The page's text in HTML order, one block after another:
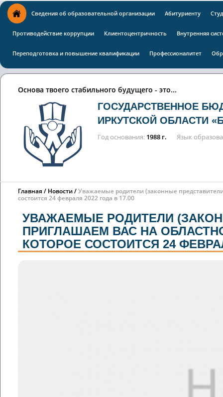
Сведения об образовательной организации Абитуриенту
Противодействие коррупции Клиентоцентричность Внутренняя
Переподготовка и повышение квалификации Профессионалитет
Основа твоего стабильного будущего - это...
ГОСУДАРСТВЕННОЕ
ИРКУТСКОЙ ОБЛАСТИ
Год основания 1988 г. Язык
Главная Новости
Уважаемые родители (законные
состоится 24 февраля 2022 года в 17.00
УВАЖАЕМЫЕ РОДИТЕЛИ
ПРИГЛАШАЕМ ВАС НА
КОТОРОЕ СОСТОИТСЯ 24